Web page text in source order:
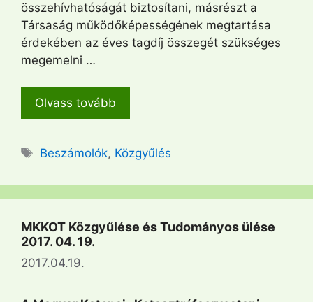
összehívhatóságát biztosítani, másrészt a
Társaság működőképességének megtartása
érdekében az éves tagdíj összegét szükséges
megemelni …
Olvass tovább
Címkék
Beszámolók, Közgyűlés
MKKOT Közgyűlése és Tudományos ülése
2017. 04. 19.
2017.04.19.